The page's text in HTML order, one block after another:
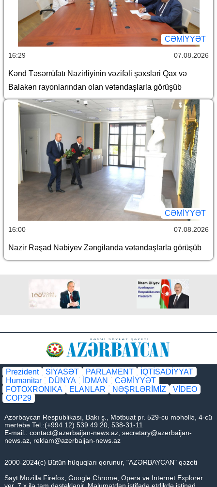
CƏMİYYƏT
16:29 07.08.2026
Kənd Təsərrüfatı Nazirliyinin vəzifəli şəxsləri Qax və
Balakən rayonlarından olan vətəndaşlarla görüşüb
CƏMİYYƏT
16:00 07.08.2026
Nazir Rəşad Nəbiyev Zəngilanda vətəndaşlarla görüşüb
Prezident SİYASƏT PARLAMENT
İQTİSADİYYAT
Humanitar
DÜNYA İDMAN
CƏMİYYƏT
FOTOXRONIKA
ELANLAR NƏŞRLƏRİMİZ
VİDEO
COP29
Azərbaycan Respublikası, Bakı ş., Mətbuat pr. 529-cu məhəllə, 4-cü
mərtəbə Tel.:(+994 12) 539 49 20, 538-31-11
E-mail.: contact@azerbaijan-news.az; secretary@azerbaijan-
news.az, reklam@azerbaijan-news.az
2000-2024(c) Bütün hüquqları qorunur, "AZƏRBAYCAN" qəzeti
Sayt Mozilla Firefox, Google Chrome, Opera və Internet Explorer